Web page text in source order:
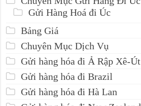
Gửi Hàng Hoá đi Úc
Bảng Giá
Chuyên Mục Dịch Vụ
Gửi hàng hóa đi Ả Rập Xê-Út
Gửi hàng hóa đi Brazil
Gửi hàng hóa đi Hà Lan